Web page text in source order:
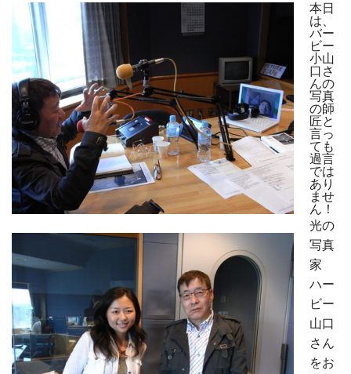
本日
は、
バー
ビー
小山
口さ
んの
写真
の師
匠と
言っ
ても
過言
では
あり
ませ
ん！
光の
写真
家
ハー
ビー
山口
さん
をお